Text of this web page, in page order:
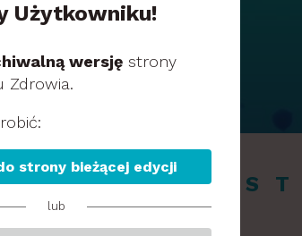
K L M N O P S T
Użytkowniku!
wersję strony
Zdrowia.
strony bieżącej edycji
lub